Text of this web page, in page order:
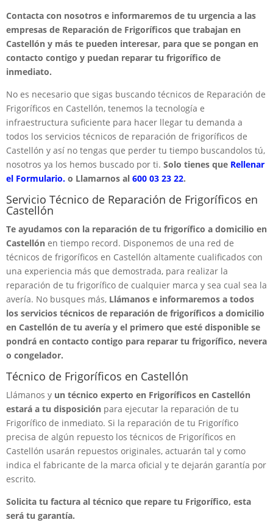
Contacta con nosotros e informaremos de tu urgencia a las
empresas de Reparación de Frigoríficos que trabajan en
Castellón y más te pueden interesar, para que se pongan en
contacto contigo y puedan reparar tu frigorífico de
inmediato.
No es necesario que sigas buscando técnicos de Reparación de
Frigoríficos en Castellón, tenemos la tecnología e
infraestructura suficiente para hacer llegar tu demanda a
todos los servicios técnicos de reparación de frigoríficos de
Castellón y así no tengas que perder tu tiempo buscandolos tú,
nosotros ya los hemos buscado por ti. Solo tienes que Rellenar
el Formulario. o Llamarnos al 600 03 23 22.
Servicio Técnico de Reparación de Frigoríficos en
Castellón
Te ayudamos con la reparación de tu frigorífico a domicilio en
Castellón en tiempo record. Disponemos de una red de
técnicos de frigoríficos en Castellón altamente cualificados con
una experiencia más que demostrada, para realizar la
reparación de tu frigorífico de cualquier marca y sea cual sea la
avería. No busques más, Llámanos e informaremos a todos
los servicios técnicos de reparación de frigoríficos a domicilio
en Castellón de tu avería y el primero que esté disponible se
pondrá en contacto contigo para reparar tu frigorífico, nevera
o congelador.
Técnico de Frigoríficos en Castellón
Llámanos y un técnico experto en Frigoríficos en Castellón
estará a tu disposición para ejecutar la reparación de tu
Frigorífico de inmediato. Si la reparación de tu Frigorífico
precisa de algún repuesto los técnicos de Frigoríficos en
Castellón usarán repuestos originales, actuarán tal y como
indica el fabricante de la marca oficial y te dejarán garantía por
escrito.
Solicita tu factura al técnico que repare tu Frigorífico, esta
será tu garantía.